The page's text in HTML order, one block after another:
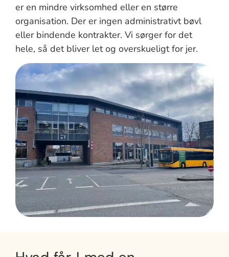
er en mindre virksomhed eller en større
organisation. Der er ingen administrativt bøvl
eller bindende kontrakter. Vi sørger for det
hele, så det bliver let og overskueligt for jer.